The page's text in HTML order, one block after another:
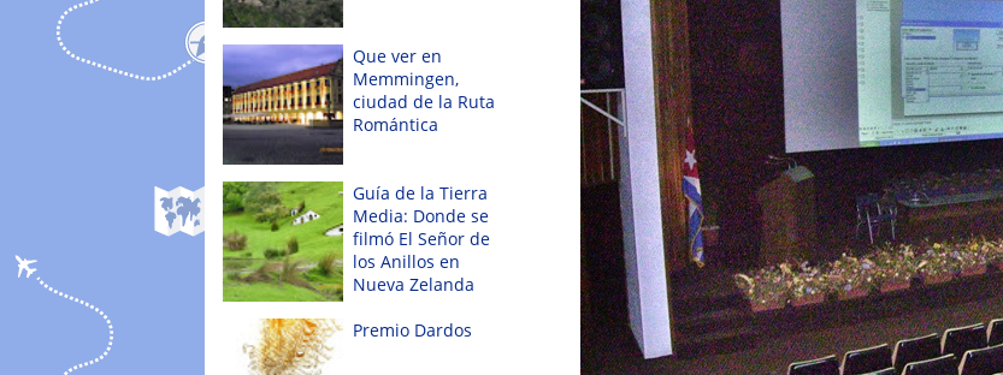
Que ver en
Memmingen,
ciudad de la Ruta
Romántica
Guía de la Tierra
Media: Donde se
filmó El Señor de
los Anillos en
Nueva Zelanda
Premio Dardos